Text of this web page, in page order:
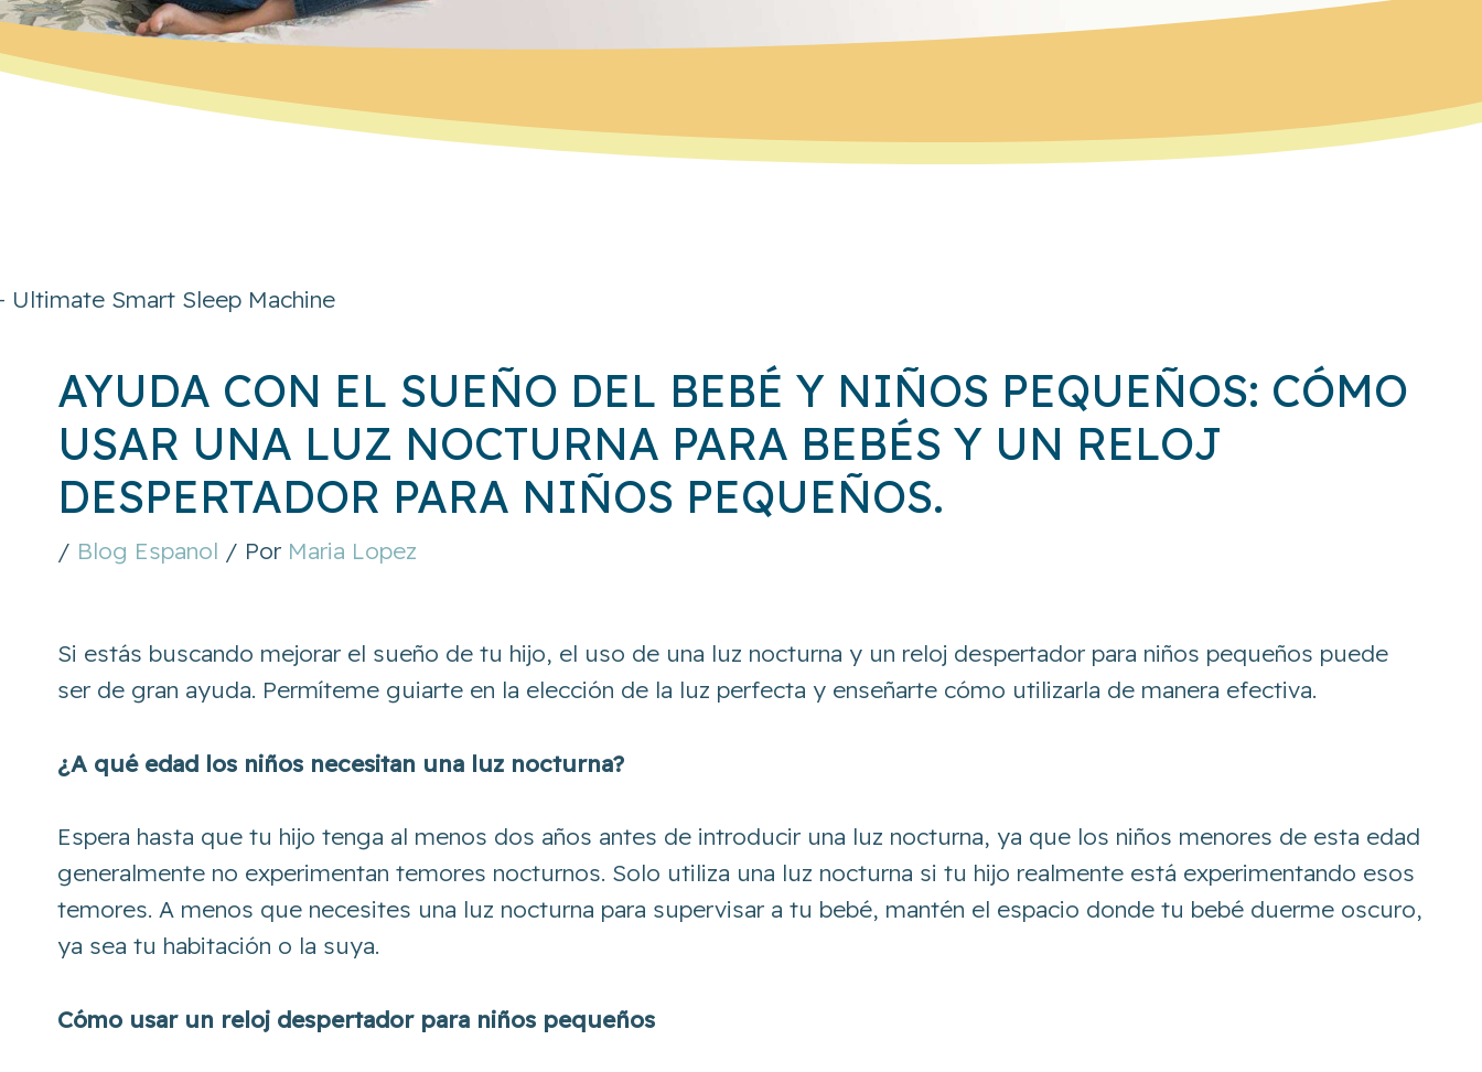
AYUDA CON EL SUEÑO DEL BEBÉ Y NIÑOS PEQUEÑOS: CÓMO
USAR UNA LUZ NOCTURNA PARA BEBÉS Y UN RELOJ
DESPERTADOR PARA NIÑOS PEQUEÑOS.
/ Blog Espanol / Por Maria Lopez
Si estás buscando mejorar el sueño de tu hijo, el uso de una luz nocturna y un reloj despertador para niños pequeños puede
ser de gran ayuda. Permíteme guiarte en la elección de la luz perfecta y enseñarte cómo utilizarla de manera efectiva.
¿A qué edad los niños necesitan una luz nocturna?
Espera hasta que tu hijo tenga al menos dos años antes de introducir una luz nocturna, ya que los niños menores de esta edad
generalmente no experimentan temores nocturnos. Solo utiliza una luz nocturna si tu hijo realmente está experimentando esos
temores. A menos que necesites una luz nocturna para supervisar a tu bebé, mantén el espacio donde tu bebé duerme oscuro,
ya sea tu habitación o la suya.
Cómo usar un reloj despertador para niños pequeños